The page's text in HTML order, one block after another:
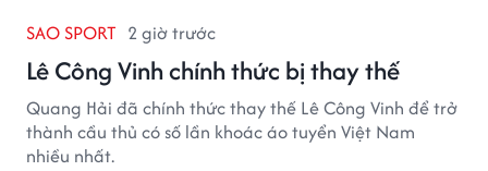
SAO SPORT 2 giờ trước
Lê Công Vinh chính thức bị thay thế
Quang Hải đã chính thức thay thế Lê Công Vinh để trở
thành cầu thủ có số lần khoác áo tuyển Việt Nam
nhiều nhất.